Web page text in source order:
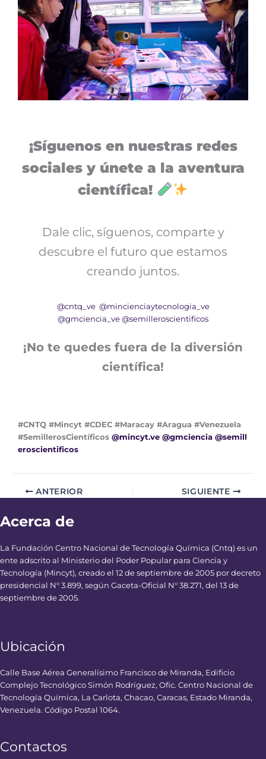
¡Síguenos en nuestras redes
sociales y únete a la aventura
científica!
Dale clic, síguenos, comparte y
descubre el futuro que estamos
creando juntos.
@cntq_ve @mincienciaytecnologia_ve
@gmciencia_ve @semilleroscientificos
¡No te quedes fuera de la diversión
científica!
#CNTQ #Mincyt #CDEC #Maracay #Aragua #Venezuela
#SemillerosCientíficos @mincyt.ve @gmciencia @semill
eroscientificos
ANTERIOR SIGUIENTE
Acerca de
La Fundación Centro Nacional de Tecnología Química (Cntq) es un
ente adscrito al Ministerio del Poder Popular para Ciencia y
Tecnología (Mincyt), creado el 12 de septiembre de 2005 por decreto
presidencial N° 3.899, según Gaceta-Oficial N° 38.271, del 13 de
septiembre de 2005.
Ubicación
Calle Base Aérea Generalísimo Francisco de Miranda, Edificio
Complejo Tecnológico Simón Rodríguez, Ofic. Centro Nacional de
Tecnología Química, La Carlota, Chacao, Caracas, Estado Miranda,
Venezuela. Código Postal 1064.
Contactos